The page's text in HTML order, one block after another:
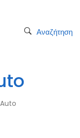
Αναζήτηση